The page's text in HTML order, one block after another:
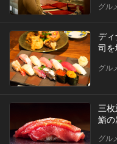
グル
デ
司を
グル
三
鮨
グル